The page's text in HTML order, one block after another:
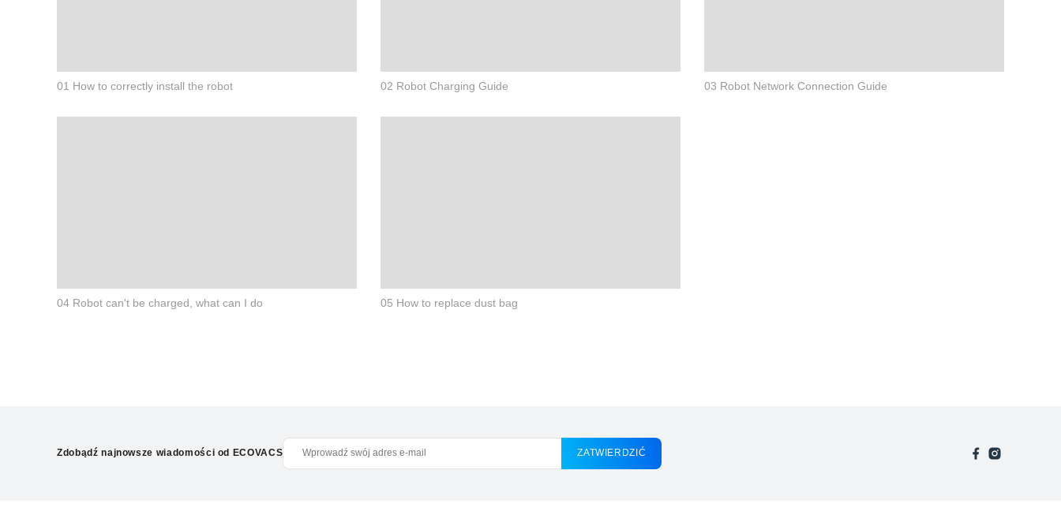
01 How to correctly install the robot 02 Robot Charging Guide 03 Robot Network Connection Guide
04 Robot can't be charged, what can I do 05 How to replace dust bag
Zdobądź najnowsze wiadomości od ECOVACS ZATWIERDZIĆ